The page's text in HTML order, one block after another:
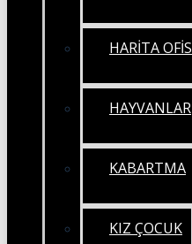
HARİTA OFİS
HAYVANLAR
KABARTMA
KIZ ÇOCUK